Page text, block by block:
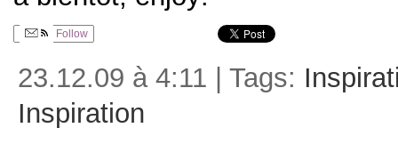
Follow
23.12.09 à 4:11 | Tags:
Inspiration